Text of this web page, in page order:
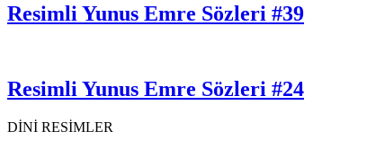
Resimli Yunus Emre Sözleri #39
Resimli Yunus Emre Sözleri #24
DİNİ RESİMLER